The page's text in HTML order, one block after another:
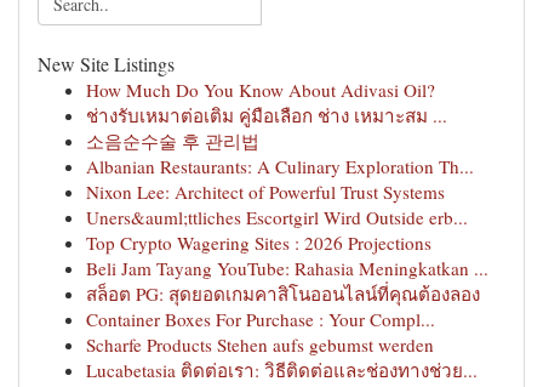
New Site Listings
How Much Do You Know About Adivasi Oil?
ช่างรับเหมาต่อเติม คู่มือเลือก ช่าง เหมาะสม ...
소음순수술 후 관리법
Albanian Restaurants: A Culinary Exploration Th...
Nixon Lee: Architect of Powerful Trust Systems
Uners&auml;ttliches Escortgirl Wird Outside erb...
Top Crypto Wagering Sites : 2026 Projections
Beli Jam Tayang YouTube: Rahasia Meningkatkan ...
สล็อต PG: สุดยอดเกมคาสิโนออนไลน์ที่คุณต้องลอง
Container Boxes For Purchase : Your Compl...
Scharfe Products Stehen aufs gebumst werden
Lucabetasia ติดต่อเรา: วิธีติดต่อและช่องทางช่วย...